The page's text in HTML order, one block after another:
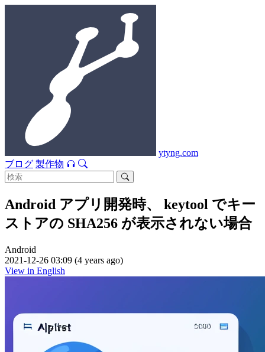
ytyng.com
ブログ 製作物
Android アプリ開発時、 keytool でキー
ストアの SHA256 が表示されない場合
Android
2021-12-26 03:09 (4 years ago)
View in English